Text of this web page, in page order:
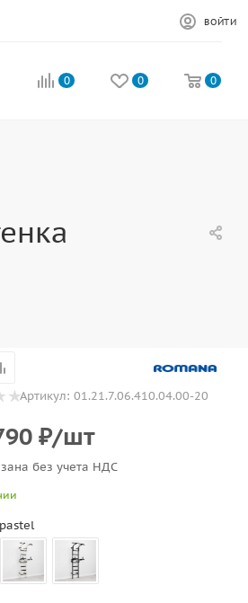
ВОЙТИ
0 0 0
Артикул: 01.21.7.06.410.04.00-20
₽/шт
без учета НДС
pastel